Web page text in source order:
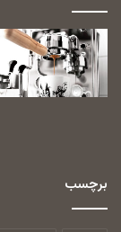
برچسب